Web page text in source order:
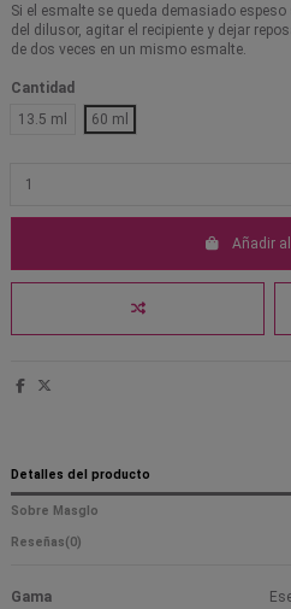
Si el esmalte se queda demasiado
del dilusor, agitar el recipiente y dejar
de dos veces en un mismo esmalte.
Cantidad
13.5 ml
60 ml
Añadir
Detalles del producto
Sobre Masglo
Reseñas(0)
Gama